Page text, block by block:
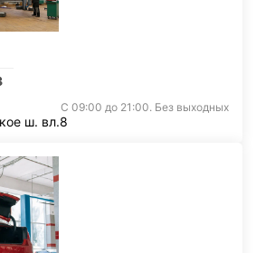
С 09:00 до 21:00. Без выходных
ш. вл.8